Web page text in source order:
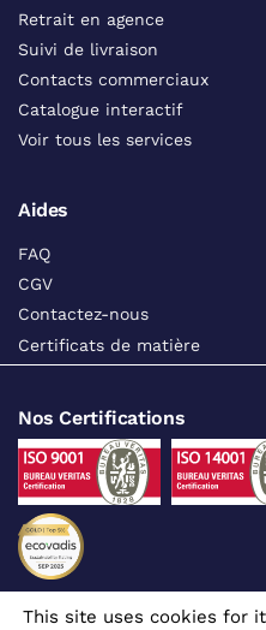
Retrait en agence
Suivi de livraison
Contacts commerciaux
Catalogue interactif
Voir tous les services
Aides
FAQ
CGV
Contactez-nous
Certificats de matière
Nos Certifications
This site uses cookies for